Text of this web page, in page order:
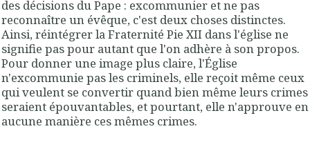
des décisions du Pape : excommunier et ne pas
reconnaître un évêque, c'est deux choses distinctes.
Ainsi, réintégrer la Fraternité Pie XII dans l'église ne
signifie pas pour autant que l'on adhère à son propos.
Pour donner une image plus claire, l'Église
n'excommunie pas les criminels, elle reçoit même ceux
qui veulent se convertir quand bien même leurs crimes
seraient épouvantables, et pourtant, elle n'approuve en
aucune manière ces mêmes crimes.